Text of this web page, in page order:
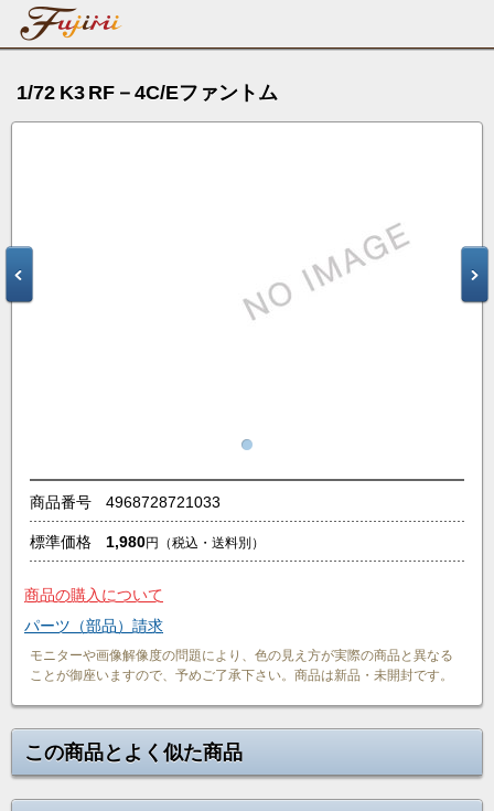
1/72 K3 RF－4C/Eファントム
商品番号 4968728721033
標準価格 1,980円 （税込・送料別）
商品の購入について
パーツ（部品）請求
モニターや画像解像度の問題により、色の見え方が実際の商品と異なる
ことが御座いますので、予めご了承下さい。商品は新品・未開封です。
この商品とよく似た商品